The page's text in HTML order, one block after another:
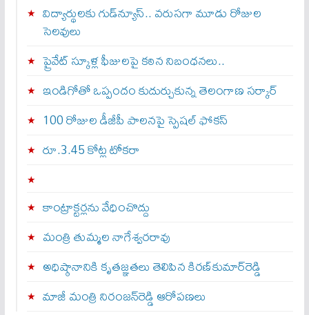
విద్యార్థులకు గుడ్‌న్యూస్.. వరుసగా మూడు రోజుల
సెలవులు
ప్రైవేట్ స్కూళ్ల ఫీజులపై కఠిన నిబంధనలు..
ఇండిగోతో ఒప్పందం కుదుర్చుకున్న తెలంగాణ స‌ర్కార్
100 రోజుల డీజీపీ పాలనపై స్పెషల్ ఫోకస్
రూ.3.45 కోట్ల టోకరా
కాంట్రాక్టర్లను వేధించొద్దు
మంత్రి తుమ్మల నాగేశ్వరరావు
అధిష్ఠానానికి కృతజ్ఞతలు తెలిపిన కిరణ్‌కుమార్‌రెడ్డి
మాజీ మంత్రి నిరంజన్‌రెడ్డి ఆరోపణలు